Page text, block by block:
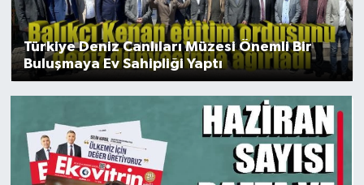
Türkiye Deniz Canlıları Müzesi Önemli Bir
Buluşmaya Ev Sahipliği Yaptı
Asayiş
Magazin
Spor